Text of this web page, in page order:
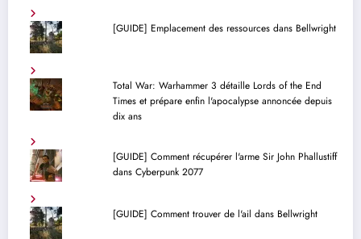
[GUIDE] Emplacement des ressources dans Bellwright
Total War: Warhammer 3 détaille Lords of the End
Times et prépare enfin l'apocalypse annoncée depuis
dix ans
[GUIDE] Comment récupérer l'arme Sir John Phallustiff
dans Cyberpunk 2077
[GUIDE] Comment trouver de l'ail dans Bellwright